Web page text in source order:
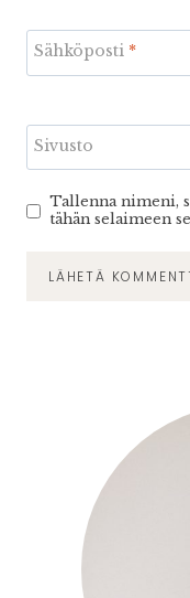
Sähköposti *
Sivusto
Tallenna nimeni,
tähän selaimeen